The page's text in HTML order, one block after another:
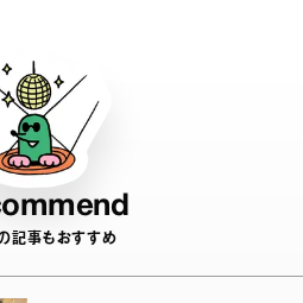
記事もおすすめ